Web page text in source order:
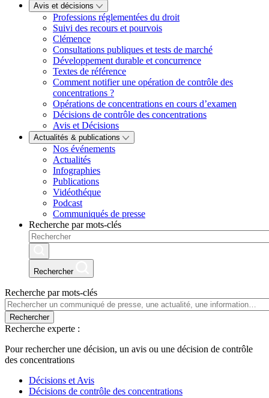
Avis et décisions
Professions réglementées du droit
Suivi des recours et pourvois
Clémence
Consultations publiques et tests de marché
Développement durable et concurrence
Textes de référence
Comment notifier une opération de contrôle des
concentrations ?
Opérations de concentrations en cours d’examen
Décisions de contrôle des concentrations
Avis et Décisions
Actualités & publications
Nos événements
Actualités
Infographies
Publications
Vidéothéque
Podcast
Communiqués de presse
Recherche par mots-clés
Rechercher
Recherche par mots-clés
Rechercher
Recherche experte :
Pour rechercher une décision, un avis ou une décision de contrôle
des concentrations
Décisions et Avis
Décisions de contrôle des concentrations